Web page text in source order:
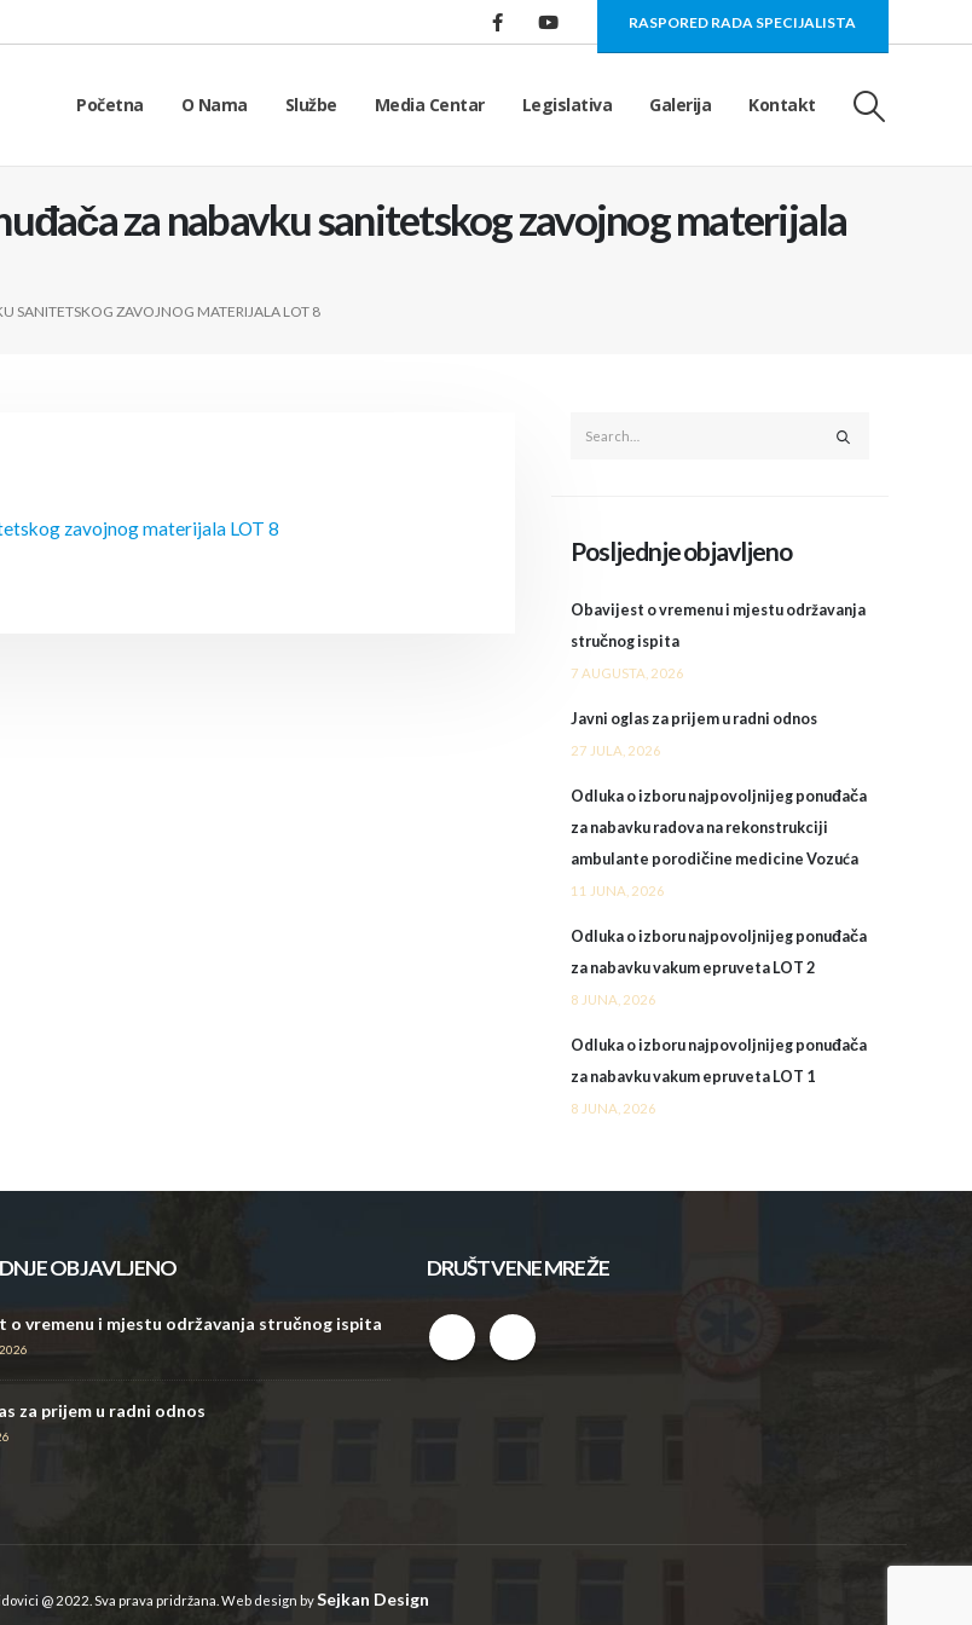
RASPORED RADA SPECIJALISTA
Početna O Nama Službe Media Centar Legislativa Galerija Kontakt
za nabavku sanitetskog zavojnog materijala
SANITETSKOG ZAVOJNOG MATERIJALA LOT 8
zavojnog materijala LOT 8
Posljednje objavljeno
Obavijest o vremenu i mjestu održavanja
stručnog ispita
7 AUGUSTA, 2026
Javni oglas za prijem u radni odnos
27 JULA, 2026
Odluka o izboru najpovoljnijeg ponuđača
za nabavku radova na rekonstrukciji
ambulante porodičine medicine Vozuća
11 JUNA, 2026
Odluka o izboru najpovoljnijeg ponuđača
za nabavku vakum epruveta LOT 2
8 JUNA, 2026
Odluka o izboru najpovoljnijeg ponuđača
za nabavku vakum epruveta LOT 1
8 JUNA, 2026
OBJAVLJENO
o vremenu i mjestu održavanja stručnog ispita
za prijem u radni odnos
DRUŠTVENE MREŽE
@ 2022. Sva prava pridržana. Web design bySejkan Design